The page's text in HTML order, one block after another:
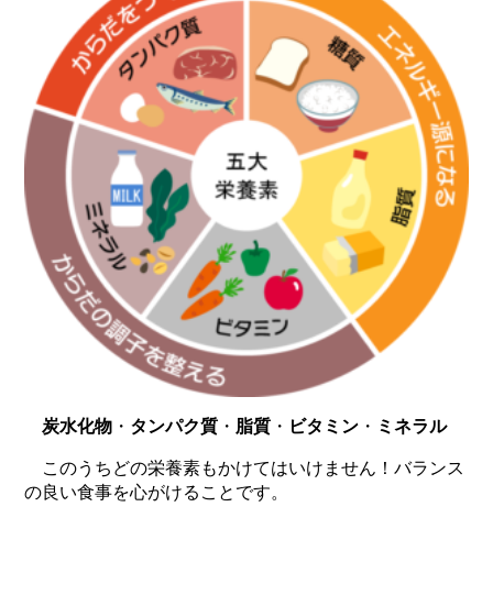
炭水化物 ・ タンパク質 ・ 脂質 ・ ビタミン ・ ミネラル
このうちどの栄養素もかけてはいけません！バランス
の良い食事を心がけることです。